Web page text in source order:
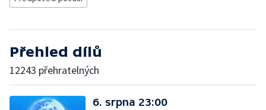
Přehled dílů
12243 přehratelných
6. srpna 23:00